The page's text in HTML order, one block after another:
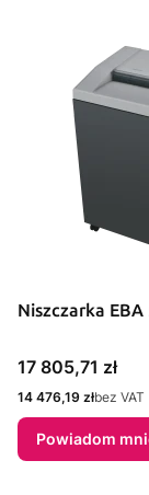
Niszczarka EBA
Cena
17 805,71 zł
Cena
14 476,19 złbez VAT
Powiadom